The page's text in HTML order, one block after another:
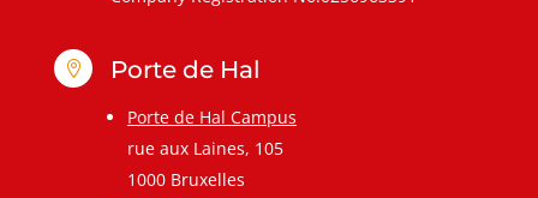
 Porte de Hal
Porte de Hal Campus
rue aux Laines, 105
1000 Bruxelles